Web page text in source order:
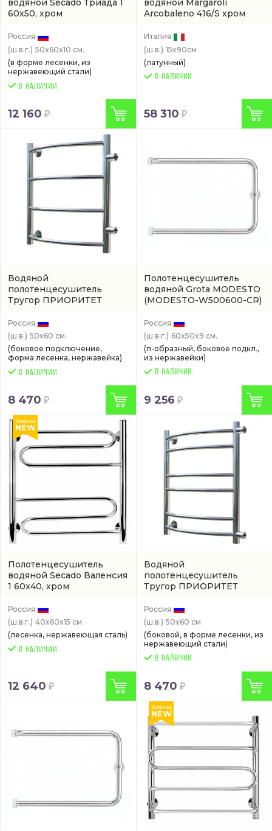
водяной Secado Триада 1
60x50, хром
Россия
(ш.в.г.) 50x60x10 см.
(в форме лесенки, из
нержавеющий стали)
12 160
водяной Margaroli
Arcobaleno 416/S хром
Италия
(ш.в.) 15x90см
(латунный)
В НАЛИЧИИ
58 310
Водяной
полотенцесушитель
Тругор ПРИОРИТЕТ
PM 1 60-50 CR)
Россия
(ш.в.) 50x60 см.
(боковое подключение,
форма лесенка, нержавейка)
8 470
Полотенцесушитель
водяной Grota MODESTO
(MODESTO-W500600-CR)
Россия
(ш.в.г.) 60x50x9 см.
(п-образный, боковое подкл.,
из нержавейки)
В НАЛИЧИИ
9 256
Полотенцесушитель
водяной Secado Валенсия
1 60x40, хром
Новинка
NEW
Россия
(ш.в.г.) 40x60x15 см.
(лесенка, нержавеющая сталь)
12 640
Водяной
полотенцесушитель
Тругор ПРИОРИТЕТ
3 60-50 CR)
Россия
(ш.в.) 50x60 см
(боковой, в форме лесенки, из
нержавеющий стали)
В НАЛИЧИИ
8 470
Новинка
NEW